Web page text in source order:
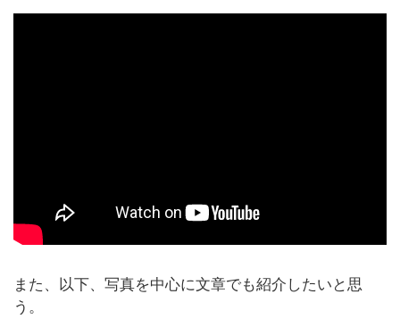
また、以下、写真を中心に文章でも紹介したいと思
う。